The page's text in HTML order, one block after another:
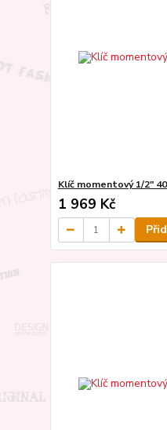
Klíč momentový 1/2"
1 969 Kč